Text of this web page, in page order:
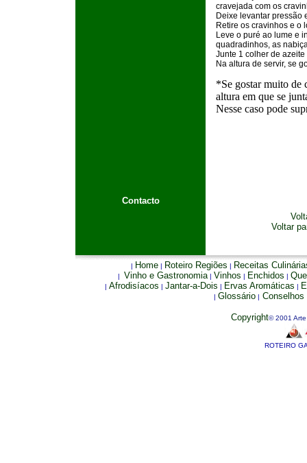
cravejada com os
Deixe levantar pressão
Retire os cravinhos e o
Leve o puré ao lume e
quadradinhos, as
Junte 1 colher de
Na altura de servir, se
*Se gostar muito de
altura em que se
Nesse caso pode
Voltar
Contacto
| Home | Roteiro Regiões | Receitas
| Vinho e Gastronomia| Vinhos | Enchidos |
| Afrodisíacos | Jantar-a-Dois | Ervas Aromáticas |
| Glossário| Conselhos
Copyright© 2001
ROTEIRO